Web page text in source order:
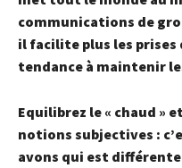
communications de
il facilite plus les prises
tendance à maintenir
Equilibrez le « chaud »
notions subjectives :
avons qui est